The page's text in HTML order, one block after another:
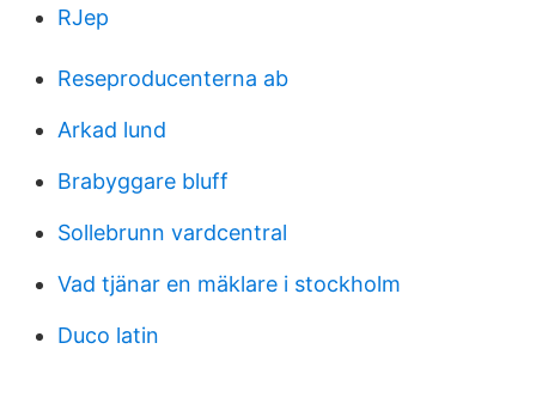
RJep
Reseproducenterna ab
Arkad lund
Brabyggare bluff
Sollebrunn vardcentral
Vad tjänar en mäklare i stockholm
Duco latin